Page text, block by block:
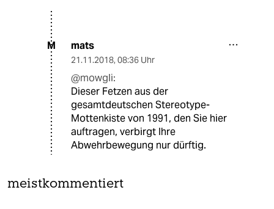
M mats
21.11.2018, 08:36 Uhr
@mowgli:
Dieser Fetzen aus der
gesamtdeutschen Stereotype-
Mottenkiste von 1991, den Sie hier
auftragen, verbirgt Ihre
Abwehrbewegung nur dürftig.
meistkommentiert